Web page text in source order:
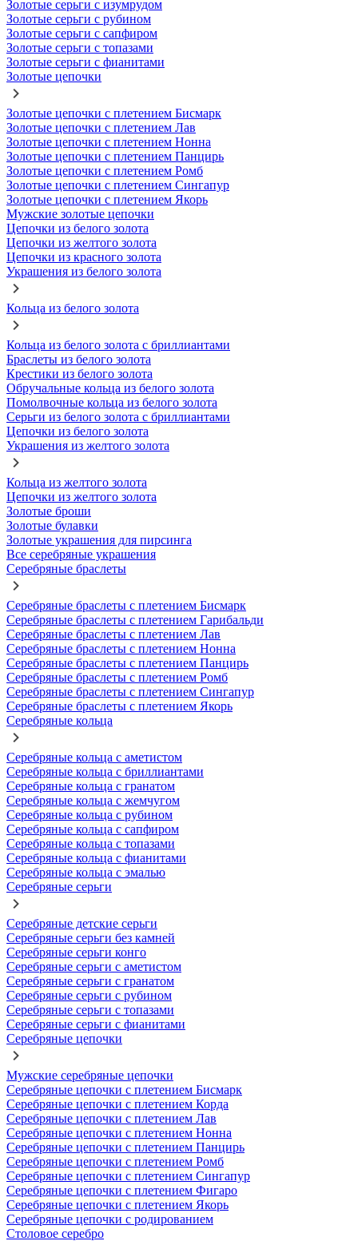
Золотые серьги с изумрудом
Золотые серьги с рубином
Золотые серьги с сапфиром
Золотые серьги с топазами
Золотые серьги с фианитами
Золотые цепочки
Золотые цепочки с плетением Бисмарк
Золотые цепочки с плетением Лав
Золотые цепочки с плетением Нонна
Золотые цепочки с плетением Панцирь
Золотые цепочки с плетением Ромб
Золотые цепочки с плетением Сингапур
Золотые цепочки с плетением Якорь
Мужские золотые цепочки
Цепочки из белого золота
Цепочки из желтого золота
Цепочки из красного золота
Украшения из белого золота
Кольца из белого золота
Кольца из белого золота с бриллиантами
Браслеты из белого золота
Крестики из белого золота
Обручальные кольца из белого золота
Помолвочные кольца из белого золота
Серьги из белого золота с бриллиантами
Цепочки из белого золота
Украшения из желтого золота
Кольца из желтого золота
Цепочки из желтого золота
Золотые броши
Золотые булавки
Золотые украшения для пирсинга
Все серебряные украшения
Серебряные браслеты
Серебряные браслеты с плетением Бисмарк
Серебряные браслеты с плетением Гарибальди
Серебряные браслеты с плетением Лав
Серебряные браслеты с плетением Нонна
Серебряные браслеты с плетением Панцирь
Серебряные браслеты с плетением Ромб
Серебряные браслеты с плетением Сингапур
Серебряные браслеты с плетением Якорь
Серебряные кольца
Серебряные кольца с аметистом
Серебряные кольца с бриллиантами
Серебряные кольца с гранатом
Серебряные кольца с жемчугом
Серебряные кольца с рубином
Серебряные кольца с сапфиром
Серебряные кольца с топазами
Серебряные кольца с фианитами
Серебряные кольца с эмалью
Серебряные серьги
Серебряные детские серьги
Серебряные серьги без камней
Серебряные серьги конго
Серебряные серьги с аметистом
Серебряные серьги с гранатом
Серебряные серьги с рубином
Серебряные серьги с топазами
Серебряные серьги с фианитами
Серебряные цепочки
Мужские серебряные цепочки
Серебряные цепочки с плетением Бисмарк
Серебряные цепочки с плетением Корда
Серебряные цепочки с плетением Лав
Серебряные цепочки с плетением Нонна
Серебряные цепочки с плетением Панцирь
Серебряные цепочки с плетением Ромб
Серебряные цепочки с плетением Сингапур
Серебряные цепочки с плетением Фигаро
Серебряные цепочки с плетением Якорь
Серебряные цепочки с родированием
Столовое серебро